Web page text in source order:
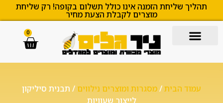
תהליך שליחת הזמנה אינו כולל תשלום בקופה! רק שליחת
מוצרים לקבלת הצעת מחיר
0
עמוד הבית/מסגרות ומוצרים נילווים / תבנית סיליקון
לייצור שעוויות